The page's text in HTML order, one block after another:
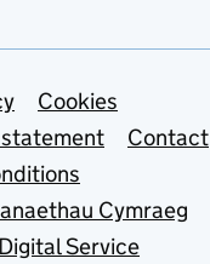
links
Cookies
Contact
Cymraeg
Service